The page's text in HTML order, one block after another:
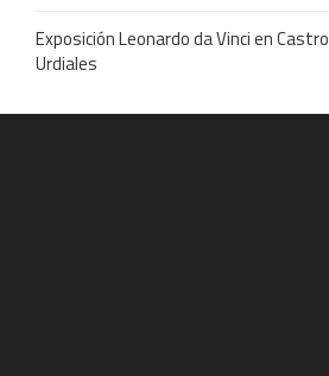
Exposición Leonardo da Vinci en Castro
Urdiales